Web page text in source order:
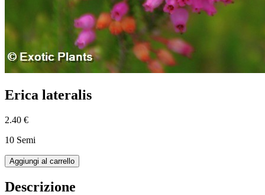
Erica lateralis
2.40 €
10 Semi
Aggiungi al carrello
Descrizione